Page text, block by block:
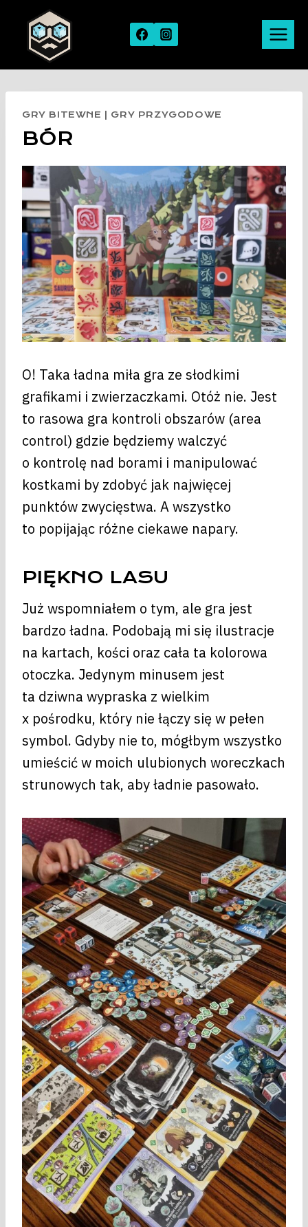
content
GRY BITEWNE GRY PRZYGODOWE
BÓR
O! Taka ładna miła gra ze słodkimi
grafikami i zwierzaczkami. Otóż nie. Jest
to rasowa gra kontroli obszarów (area
control) gdzie będziemy walczyć
o kontrolę nad borami i manipulować
kostkami by zdobyć jak najwięcej
punktów zwycięstwa. A wszystko
to popijając różne ciekawe napary.
PIĘKNO LASU
Już wspomniałem o tym, ale gra jest
bardzo ładna. Podobają mi się ilustracje
na kartach, kości oraz cała ta kolorowa
otoczka. Jedynym minusem jest
ta dziwna wypraska z wielkim
x pośrodku, który nie łączy się w pełen
symbol. Gdyby nie to, mógłbym wszystko
umieścić w moich ulubionych woreczkach
strunowych tak, aby ładnie pasowało.